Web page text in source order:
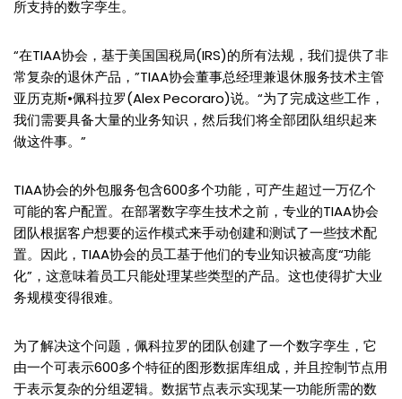
所支持的数字孪生。
“在TIAA协会，基于美国国税局(IRS)的所有法规，我们提供了非
常复杂的退休产品，”TIAA协会董事总经理兼退休服务技术主管
亚历克斯•佩科拉罗(Alex Pecoraro)说。“为了完成这些工作，
我们需要具备大量的业务知识，然后我们将全部团队组织起来
做这件事。”
TIAA协会的外包服务包含600多个功能，可产生超过一万亿个
可能的客户配置。在部署数字孪生技术之前，专业的TIAA协会
团队根据客户想要的运作模式来手动创建和测试了一些技术配
置。因此，TIAA协会的员工基于他们的专业知识被高度“功能
化”，这意味着员工只能处理某些类型的产品。这也使得扩大业
务规模变得很难。
为了解决这个问题，佩科拉罗的团队创建了一个数字孪生，它
由一个可表示600多个特征的图形数据库组成，并且控制节点用
于表示复杂的分组逻辑。数据节点表示实现某一功能所需的数